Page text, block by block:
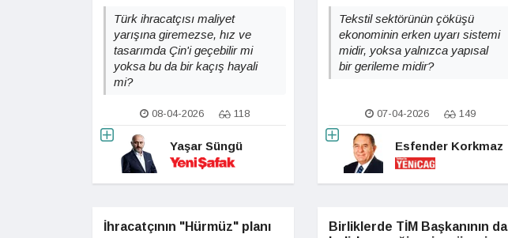
Türk ihracatçısı maliyet
yarışına giremezse, hız ve
tasarımda Çin'i geçebilir mi
yoksa bu da bir kaçış hayali
mi?
08-04-2026 118
Yaşar Süngü
Tekstil sektörünün çöküşü
ekonominin erken uyarı sistemi
midir, yoksa yalnızca yapısal
bir gerileme midir?
07-04-2026 149
Esfender Korkmaz
İhracatçının "Hürmüz" planı
Birliklerde TİM Başkanının da